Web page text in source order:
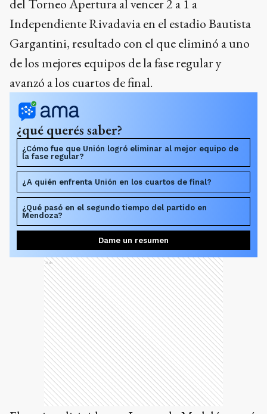
del Torneo Apertura al vencer 2 a 1 a
Independiente Rivadavia en el estadio Bautista
Gargantini, resultado con el que eliminó a uno
de los mejores equipos de la fase regular y
avanzó a los cuartos de final.
¿qué querés saber?
¿Cómo fue que Unión logró eliminar al mejor equipo de
la fase regular?
¿A quién enfrenta Unión en los cuartos de final?
¿Qué pasó en el segundo tiempo del partido en
Mendoza?
Dame un resumen
Ads